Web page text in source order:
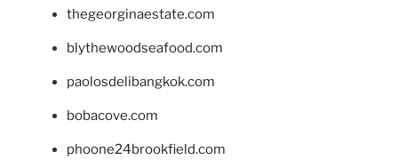
thegeorginaestate.com
blythewoodseafood.com
paolosdelibangkok.com
bobacove.com
phoone24brookfield.com